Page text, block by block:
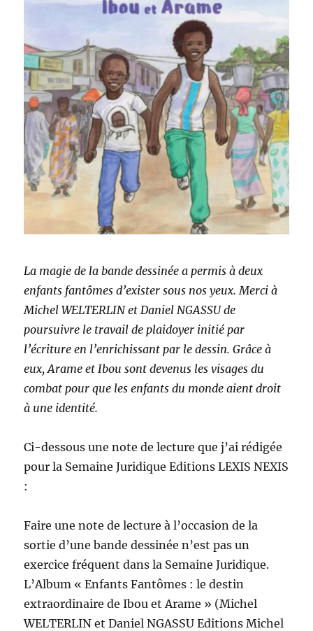
La magie de la bande dessinée a permis à deux
enfants fantômes d’exister sous nos yeux. Merci à
Michel WELTERLIN et Daniel NGASSU de
poursuivre le travail de plaidoyer initié par
l’écriture en l’enrichissant par le dessin.Grâce à
eux, Arame et Ibou sont devenus les visages du
combat pour que les enfants du monde aient droit
à une identité.
Ci-dessous une note de lecture que j’ai rédigée
pour la Semaine Juridique Editions LEXIS NEXIS
:
Faire une note de lecture à l’occasion de la
sortie d’une bande dessinée n’est pas un
exercice fréquent dans la Semaine Juridique.
L’Album « Enfants Fantômes : le destin
extraordinaire de Ibou et Arame » (Michel
WELTERLIN et Daniel NGASSU Editions Michel